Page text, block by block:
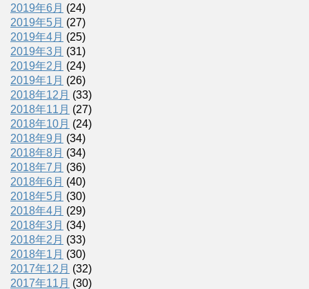
2019年6月 (24)
2019年5月 (27)
2019年4月 (25)
2019年3月 (31)
2019年2月 (24)
2019年1月 (26)
2018年12月 (33)
2018年11月 (27)
2018年10月 (24)
2018年9月 (34)
2018年8月 (34)
2018年7月 (36)
2018年6月 (40)
2018年5月 (30)
2018年4月 (29)
2018年3月 (34)
2018年2月 (33)
2018年1月 (30)
2017年12月 (32)
2017年11月 (30)